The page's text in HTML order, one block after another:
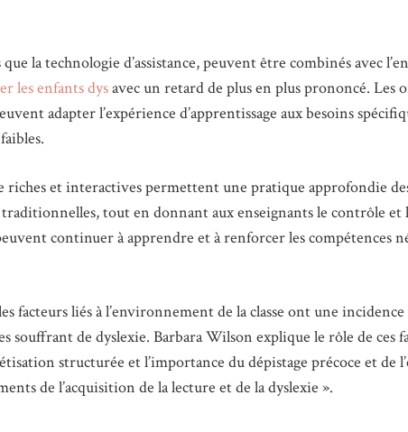
la technologie d’assistance, peuvent être combinés avec
les enfants dysavec un retard de plus en plus prononcé. Les
adapter l’expérience d’apprentissage aux besoins
riches et interactives permettent une pratique approfondie
tout en donnant aux enseignants le contrôle
continuer à apprendre et à renforcer les compétences
facteurs liés à l’environnement de la classe ont une
souffrant de dyslexie. Barbara Wilson explique le rôle de ces
structurée et l’importance du dépistage précoce et de
de l’acquisition de la lecture et de la dyslexie ».